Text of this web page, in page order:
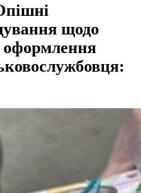
щодо
оформлення